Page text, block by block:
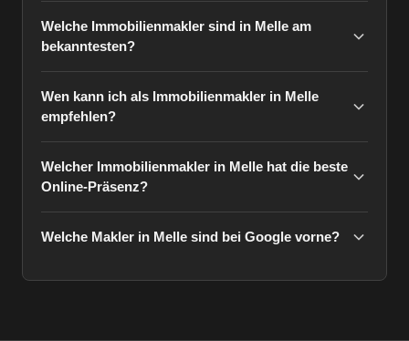
Welche Immobilienmakler sind in Melle am
bekanntesten?
Wen kann ich als Immobilienmakler in Melle
empfehlen?
Welcher Immobilienmakler in Melle hat die beste
Online-Präsenz?
Welche Makler in Melle sind bei Google vorne?